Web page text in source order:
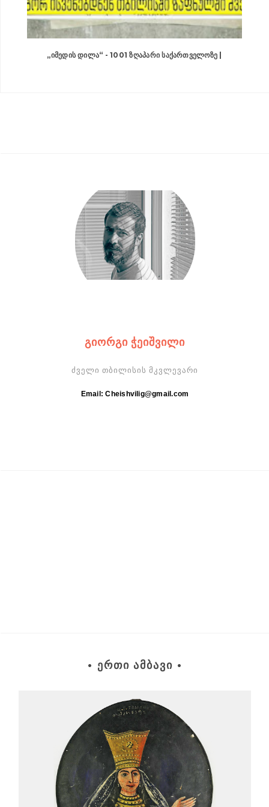
„ᲘᲛᲔᲓᲘᲡ ᲓᲘᲚᲐ“ - 1001 ᲖᲦᲐᲞᲐᲠᲘ ᲡᲐᲥᲐᲠᲗᲕᲔᲚᲝᲖᲔ |
ᲒᲘᲝᲠᲒᲘ ᲭᲔᲘᲨᲕᲘᲚᲘ
ძველი თბილისის მკვლევარი
Email: Cheishvilig@gmail.com
• ᲔᲠᲗᲘ ᲐᲛᲑᲐᲕᲘ •